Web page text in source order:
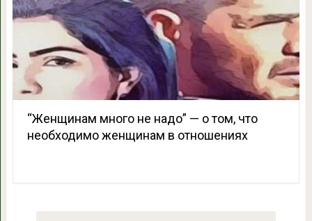
“Женщинам много не надо” — о том, что
необходимо женщинам в отношениях